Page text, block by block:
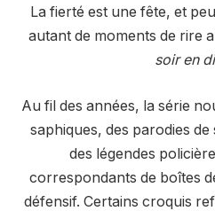
La fierté est une fête, et
autant de moments de rire
soir en
Au fil des années, la série
saphiques, des parodies
des légendes
correspondants de boîtes
défensif. Certains croquis